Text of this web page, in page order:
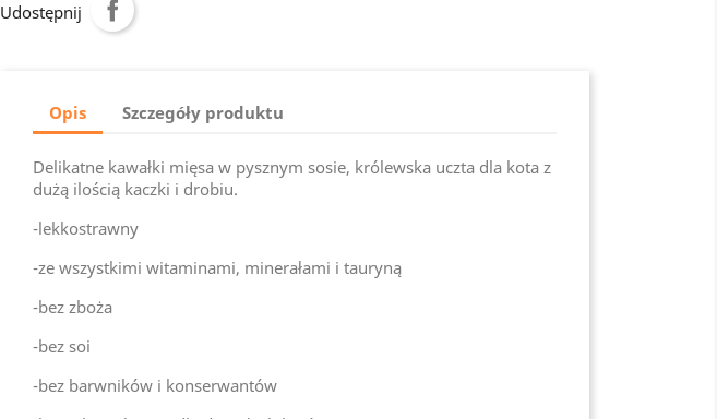
Udostępnij
Opis Szczegóły produktu
Delikatne kawałki mięsa w pysznym sosie, królewska uczta dla kota z
dużą ilością kaczki i drobiu.
-lekkostrawny
-ze wszystkimi witaminami, minerałami i tauryną
-bez zboża
-bez soi
-bez barwników i konserwantów